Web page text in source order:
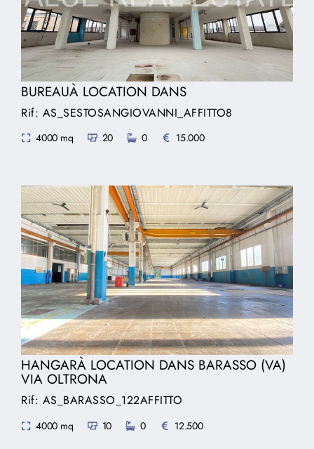
BUREAUÀ LOCATION DANS
Rif: AS_SESTOSANGIOVANNI_AFFITTO8
4000 mq 20 0 15.000
HANGARÀ LOCATION DANS BARASSO (VA)
VIA OLTRONA
Rif: AS_BARASSO_122AFFITTO
4000 mq 10 0 12.500